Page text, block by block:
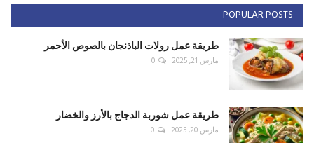
POPULAR POSTS
طريقة عمل رولات الباذنجان بالصوص الأحمر
مارس 21, 2025 0
طريقة عمل شوربة الدجاج بالأرز والخضار
مارس 20, 2025 0